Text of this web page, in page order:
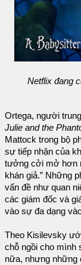
Netflix đang
Ortega, người
Julie and the
Mattock trong bộ
sự tiếp nhận của
tưởng cởi mở hơn
khán giả.” Những
vấn đề như quan
các giám đốc và
vào sự đa dạng
Theo Kisilevsky
chỗ ngồi cho mình
nữa, nhưng những